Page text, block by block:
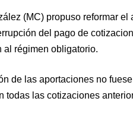
(MC) propuso reformar el
del pago de
al régimen obligatorio.
de las aportaciones no
todas las cotizaciones